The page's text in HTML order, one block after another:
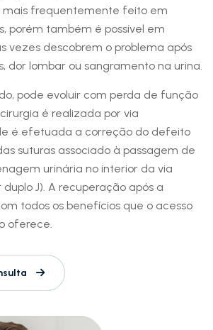
mais frequentemente feito em
porém também é possível em
vezes descobrem o problema após
dor lombar ou sangramento na urina.
pode evoluir com perda de função
é realizada por via
é efetuada a correção do defeito
suturas associado à passagem de
urinária no interior da via
J). A recuperação após a
todos os benefícios que o acesso
oferece.